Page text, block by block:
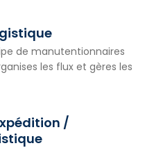
de manutentionnaires
les flux et gères les
/